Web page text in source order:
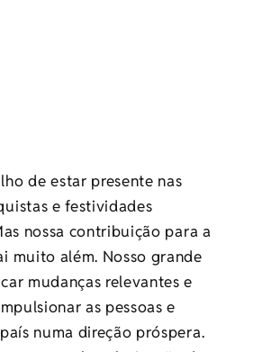
de estar presente nas
e festividades
nossa contribuição para a
muito além. Nosso grande
mudanças relevantes e
as pessoas e
numa direção próspera.